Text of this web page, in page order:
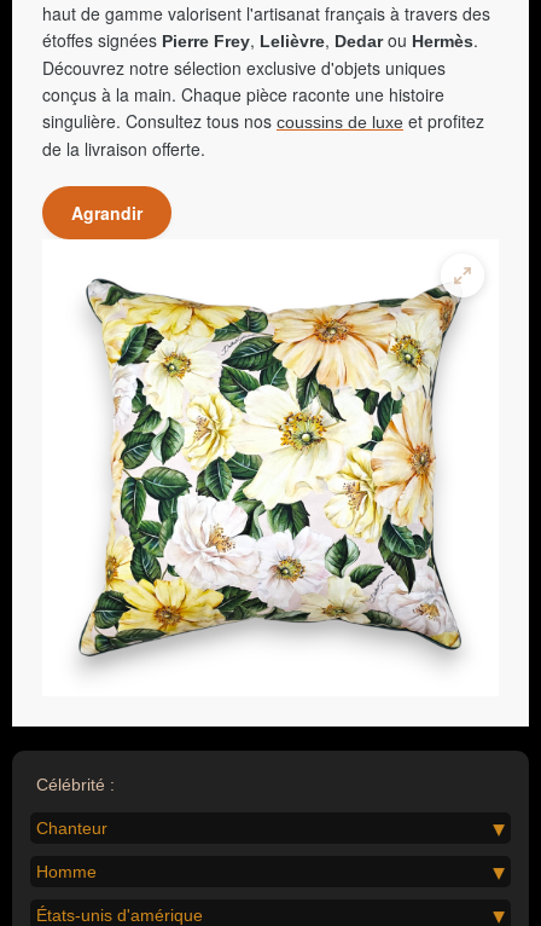
haut de gamme valorisent l'artisanat français à travers des
étoffes signées Pierre Frey, Lelièvre, Dedarou Hermès.
Découvrez notre sélection exclusive d'objets uniques
conçus à la main. Chaque pièce raconte une histoire
singulière. Consultez tous nos coussins de luxe et profitez
de la livraison offerte.
Agrandir
Célébrité :
Chanteur
Homme
États-unis d'amérique